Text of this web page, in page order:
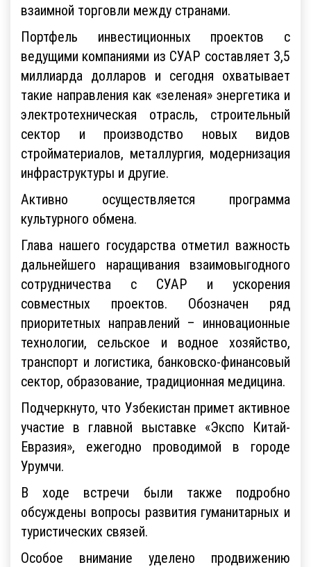
взаимной торговли между странами.
Портфель инвестиционных проектов с
ведущими компаниями из СУАР составляет 3,5
миллиарда долларов и сегодня охватывает
такие направления как «зеленая» энергетика и
электротехническая отрасль, строительный
сектор и производство новых видов
стройматериалов, металлургия, модернизация
инфраструктуры и другие.
Активно осуществляется программа
культурного обмена.
Глава нашего государства отметил важность
дальнейшего наращивания взаимовыгодного
сотрудничества с СУАР и ускорения
совместных проектов. Обозначен ряд
приоритетных направлений – инновационные
технологии, сельское и водное хозяйство,
транспорт и логистика, банковско-финансовый
сектор, образование, традиционная медицина.
Подчеркнуто, что Узбекистан примет активное
участие в главной выставке «Экспо Китай-
Евразия», ежегодно проводимой в городе
Урумчи.
В ходе встречи были также подробно
обсуждены вопросы развития гуманитарных и
туристических связей.
Особое внимание уделено продвижению